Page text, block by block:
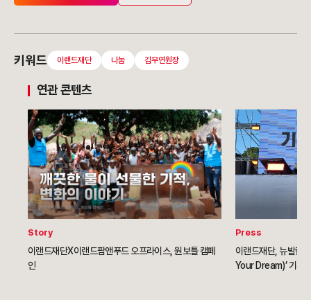
키워드 이랜드재단 나눔 김무연원장
연관 콘텐츠
Story
이랜드재단X이랜드팜앤푸드 오프라이스, 원보틀 캠페
인
Press
이랜드재단, 뉴발란
Your Dream)’ 기부